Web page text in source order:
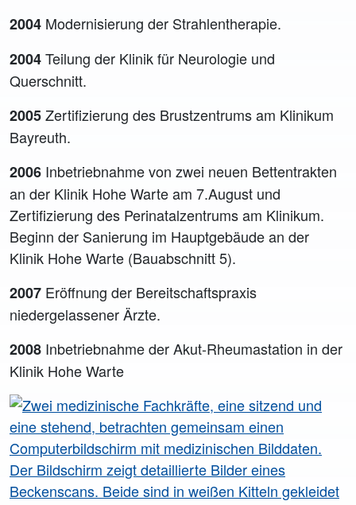
2004 Modernisierung der Strahlentherapie.
2004Teilung der Klinik für Neurologie und
Querschnitt.
2005Zertifizierung des Brustzentrums am Klinikum
Bayreuth.
2006 Inbetriebnahme von zwei neuen Bettentrakten
an der Klinik Hohe Warte am 7.August und
Zertifizierung des Perinatalzentrums am Klinikum.
Beginn der Sanierung im Hauptgebäude an der
Klinik Hohe Warte (Bauabschnitt 5).
2007 Eröffnung der Bereitschaftspraxis
niedergelassener Ärzte.
2008 Inbetriebnahme der Akut-Rheumastation in der
Klinik Hohe Warte